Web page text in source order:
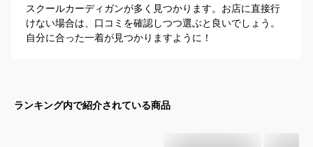
スクールカーディガンが多く見つかります。お店に直接行
けない場合は、口コミを確認しつつ選ぶと良いでしょう。
自分に合った一着が見つかりますように！
ランキング内で紹介されている商品